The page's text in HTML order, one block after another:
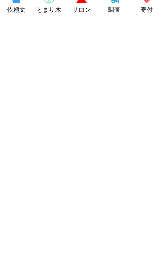
リースペースなど学校外の学びの場で
依頼文 とまり木 サロン 調査 寄付